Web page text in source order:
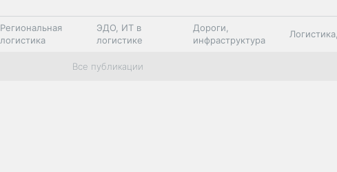
Региональная
логистика
ЭДО, ИТ в
логистике
Дороги,
инфраструктура
Коммерческий
транспорт
Все публикации